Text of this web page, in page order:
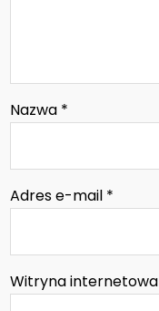
Nazwa *
Adres e-mail *
Witryna internetowa